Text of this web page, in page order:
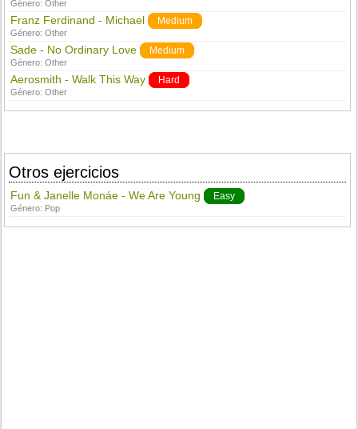
Género:Other
Franz Ferdinand - Michael Medium
Género:Other
Sade - No Ordinary Love Medium
Género:Other
Aerosmith - Walk This Way Hard
Género:Other
Otros ejercicios
Fun & Janelle Monáe - We Are Young Easy
Género: Pop